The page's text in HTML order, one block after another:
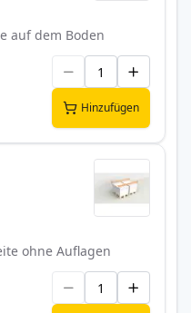
auf dem Boden
Hinzufügen
ohne Auflagen